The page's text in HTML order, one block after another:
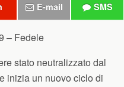
E-mail SMS
– Fedele
stato neutralizzato dal
inizia un nuovo ciclo di